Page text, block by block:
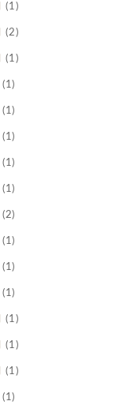
(1)
(2)
(1)
(1)
(1)
(1)
(1)
(1)
(2)
(1)
(1)
(1)
(1)
(1)
(1)
(1)